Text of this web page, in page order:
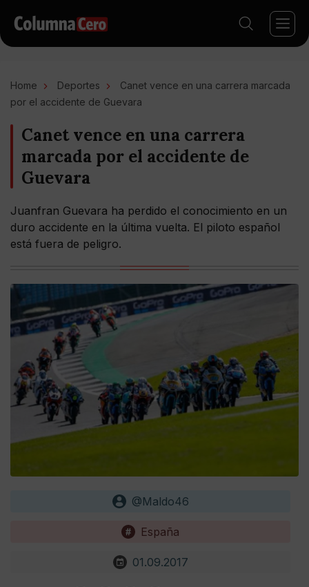
Home Deportes
Canet vence en una carrera marcada
por el accidente de Guevara
Canet vence en una carrera
marcada por el accidente de
Guevara
Juanfran Guevara ha perdido el conocimiento en un
duro accidente en la última vuelta. El piloto español
está fuera de peligro.
@Maldo46
España
01.09.2017